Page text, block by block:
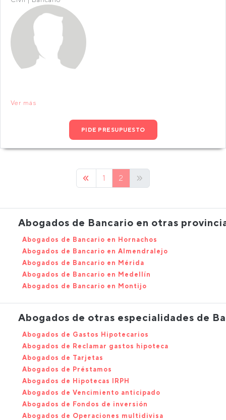
Ver más
PIDE PRESUPUESTO
1 2
Abogados de Bancario en otras
Abogados de Bancario en Hornachos
Abogados de Bancario en Almendralejo
Abogados de Bancario en Mérida
Abogados de Bancario en Medellín
Abogados de Bancario en Montijo
Abogados de otras especialidades de
Abogados de Gastos Hipotecarios
Abogados de Reclamar gastos hipoteca
Abogados de Tarjetas
Abogados de Préstamos
Abogados de Hipotecas IRPH
Abogados de Vencimiento anticipado
Abogados de Fondos de inversión
Abogados de Operaciones multidivisa